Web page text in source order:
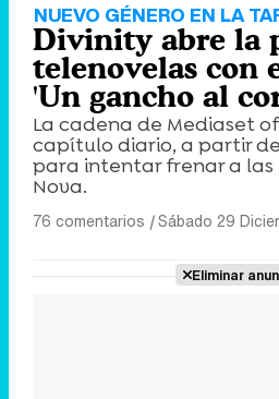
NUEVO GÉNERO EN LA
Divinity abre la
telenovelas con
'Un gancho al
La cadena de Mediaset
capítulo diario, a partir de
para intentar frenar a
Nova.
76 comentarios |Sábado 29
Eliminar